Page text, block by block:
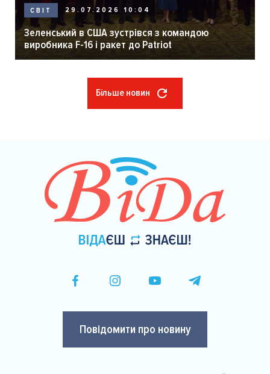
СВІТ 29.07.2026 10:04
Зеленський в США зустрівся з командою
виробника F-16 і ракет до Patriot
Більше новин
Повідомити про новину